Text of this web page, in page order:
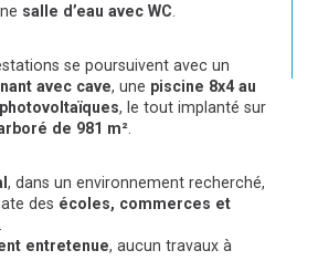
salle d’eau avec WC
se poursuivent avec un
avec cave, une piscine 8x4 au
, le tout implanté sur
de 981 m²
, dans un environnement recherché,
des écoles, commerces et
entretenue, aucun travaux à